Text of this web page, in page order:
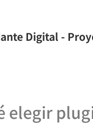
Digital -
elegir